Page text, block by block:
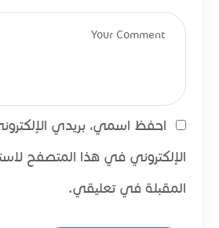
احفظ اسمي، بريدي
الإلكتروني في هذا المتصفح
المقبلة في تعليقي.